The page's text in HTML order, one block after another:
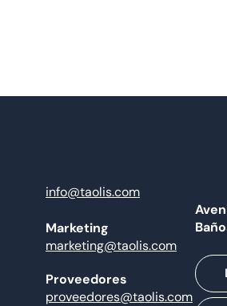
info@taolis.com
Marketing
marketing@taolis.com
Proveedores
proveedores@taolis.com